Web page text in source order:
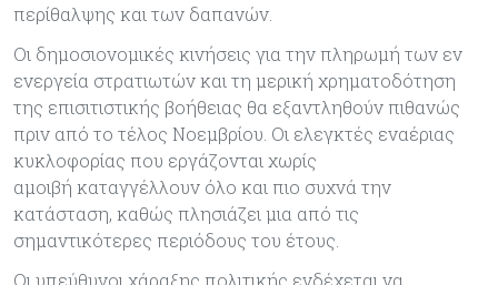
περίθαλψης και των δαπανών.
Οι δημοσιονομικές κινήσεις για την πληρωμή των εν
ενεργεία στρατιωτών και τη μερική χρηματοδότηση
της επισιτιστικής βοήθειας θα εξαντληθούν πιθανώς
πριν από το τέλος Νοεμβρίου. Οι ελεγκτές εναέριας
κυκλοφορίας που εργάζονται χωρίς
αμοιβή καταγγέλλουν όλο και πιο συχνά την
κατάσταση, καθώς πλησιάζει μια από τις
σημαντικότερες περιόδους του έτους.
Οι υπεύθυνοι χάραξης πολιτικής ενδέχεται να